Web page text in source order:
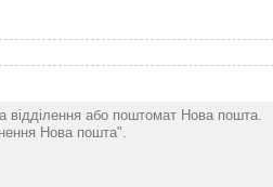
відділення або поштомат Нова пошта.
Нова пошта".